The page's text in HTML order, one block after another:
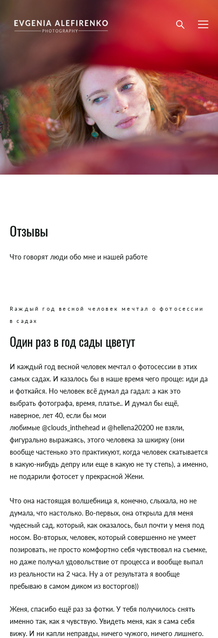
Отзывы
Что говорят люди обо мне и нашей работе
Rаждый год весной человек мечтал о фотосессии
в cадах
Один раз в год сады цветут
И каждый год весной человек мечтал о фотосессии в этих
самых садах. И казалось бы в наше время чего проще: иди да
и фоткайся. Но человек всё думал да гадал: а как это
выбрать фотографа, время, платье.. И думал бы ещё,
наверное, лет 40, если бы мои
любимые @clouds_inthehead и @hellena20200 не взяли,
фигурально выражаясь, этого человека за шкирку (они
вообще частенько это практикуют, когда человек скатывается
в какую-нибудь депру или еще в какую не ту степь), а именно,
не подарили фотосет у прекрасной Жени.
Что она настоящая волшебница я, конечно, слыхала, но не
думала, что настолько. Во-первых, она открыла для меня
чудесный сад, который, как оказалось, был почти у меня под
носом. Во-вторых, человек, который совершенно не умеет
позировать, не просто комфортно себя чувствовал на съемке,
но даже получал удовольствие от процесса и вообще выпал
из реальности на 2 часа. Ну а от результата я вообще
пребываю в самом диком из восторгов))
Женя, спасибо ещё раз за фотки. У тебя получилось снять
именно так, как я чувствую. Увидеть меня, как я сама себя
вижу. И ни капли неправды, ничего чужого, ничего лишнего.